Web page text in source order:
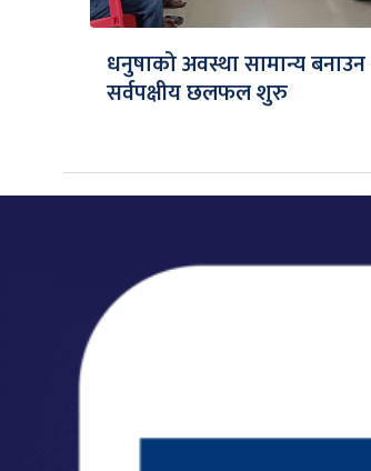
धनुषाको अवस्था सामान्य बनाउन
सर्वपक्षीय छलफल शुरु